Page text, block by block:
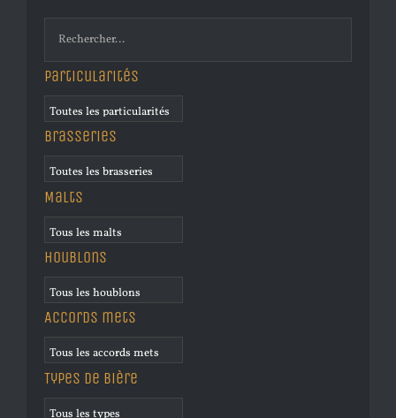
Particularités
Brasseries
Malts
Houblons
Accords mets
Types de bière